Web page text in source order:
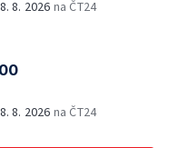
8. 8. 2026 na ČT24
8. 8. 2026 na ČT24